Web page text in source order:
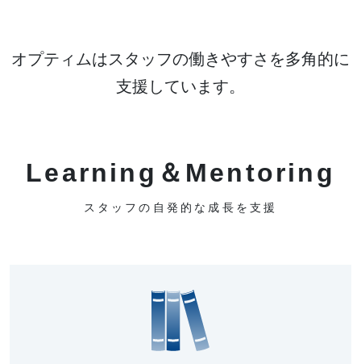
オプティムはスタッフの働きやすさを多角的に
支援しています。
Learning＆Mentoring
スタッフの自発的な成長を支援